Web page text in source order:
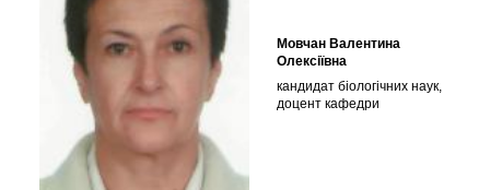
Мовчан Валентина
Олексіївна
кандидат біологічних наук,
доцент кафедри